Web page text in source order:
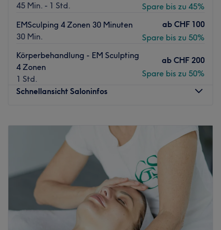
45 Min. - 1 Std.
Spare bis zu 45%
EMSculping 4 Zonen 30 Minuten
30 Min.
ab CHF 100
Spare bis zu 50%
Körperbehandlung - EM Sculpting
4 Zonen
1 Std.
ab CHF 200
Spare bis zu 50%
Schnellansicht Saloninfos
20:00
10:00–19:00
Donnerstag
09:00
Freitag
09:00
Samstag
09:00
Sonntag
09:00
Schönheit hat viele Gesichter. Das Kosmetikstudio Just
perfect in Zürich City hilft dir, deine individuelle